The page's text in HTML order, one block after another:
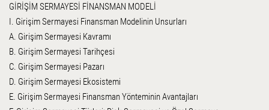
GİRİŞİM SERMAYESİ FİNANSMAN MODELİ
I. Girişim Sermayesi Finansman Modelinin Unsurları
A. Girişim Sermayesi Kavramı
B. Girişim Sermayesi Tarihçesi
C. Girişim Sermayesi Pazarı
D. Girişim Sermayesi Ekosistemi
E. Girişim Sermayesi Finansman Yönteminin Avantajları